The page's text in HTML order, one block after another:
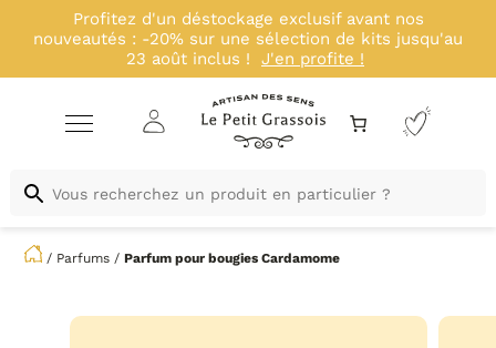
Profitez d'un déstockage exclusif avant nos
nouveautés : -20% sur une sélection de kits jusqu'au
23 août inclus !
J'en profite !
/ Parfums /Parfum pour bougiesCardamome